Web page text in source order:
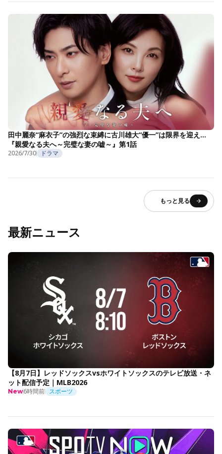
田中麗奈“麻衣子”の強烈な束縛に古川雄大“優一”は限界を迎え…
『親愛なる夫へ～完璧な妻の嘘～』第1話
2026/7/30 ドラマ
もっと見る
最新ニュース
【8月7日】レッドソックスvsホワイトソックスのテレビ放送・ネ
ット配信予定｜MLB2026
New6時間前 スポーツ